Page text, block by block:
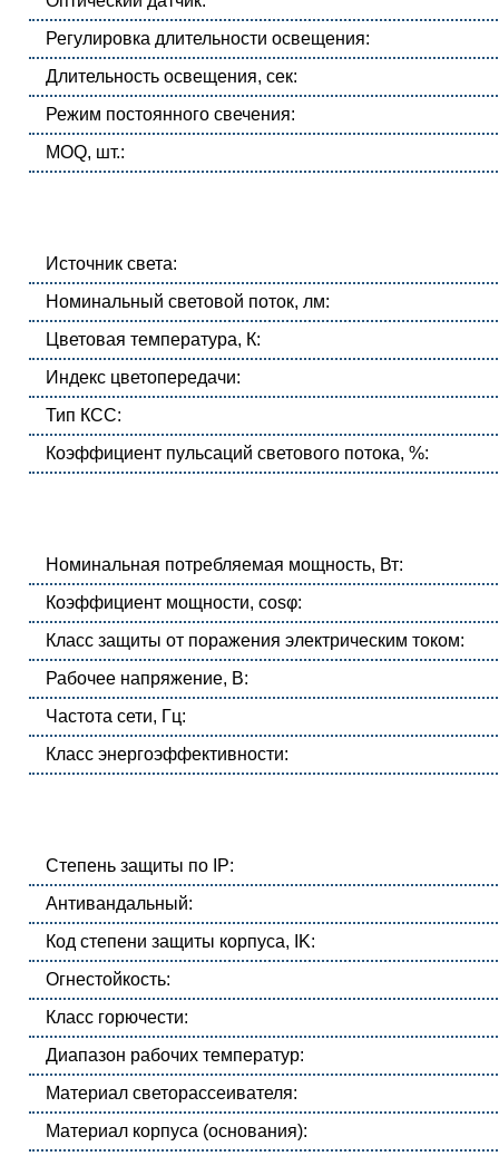
Регулировка длительности освещения:
Длительность освещения, сек:
Режим постоянного свечения:
MOQ, шт.:
Источник света:
Номинальный световой поток, лм:
Цветовая температура, К:
Индекс цветопередачи:
Тип КСС:
Коэффициент пульсаций светового потока, %:
Номинальная потребляемая мощность, Вт:
Коэффициент мощности, cosφ:
Класс защиты от поражения электрическим током:
Рабочее напряжение, В:
Частота сети, Гц:
Класс энергоэффективности:
Степень защиты по IP:
Антивандальный:
Код степени защиты корпуса, IK:
Огнестойкость:
Класс горючести:
Диапазон рабочих температур:
Материал светорассеивателя:
Материал корпуса (основания):